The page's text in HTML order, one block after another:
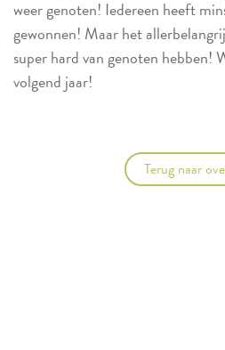
weer genoten! Iedereen heeft
gewonnen! Maar het
super hard van genoten hebben!
volgend jaar!
Terug naar